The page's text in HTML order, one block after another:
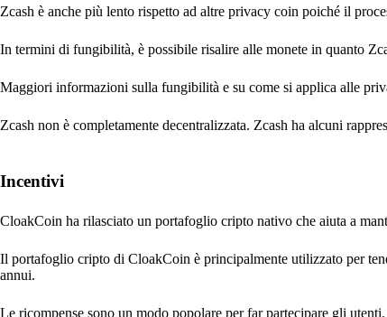
Zcash è anche più lento rispetto ad altre privacy coin poiché il
In termini di fungibilità, è possibile risalire alle monete in quanto
Maggiori informazioni sulla fungibilità e su come si applica alle
Zcash non è completamente decentralizzata. Zcash ha alcuni
Incentivi
CloakCoin ha rilasciato un portafoglio cripto nativo che aiuta a
Il portafoglio cripto di CloakCoin è principalmente utilizzato per
annui.
Le ricompense sono un modo popolare per far partecipare gli